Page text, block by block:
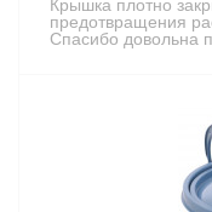
Крышка плотно
предотвращения
Спасибо довольна